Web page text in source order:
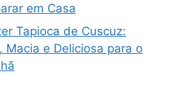
em Casa
Tapioca de Cuscuz:
Macia e Deliciosa para o